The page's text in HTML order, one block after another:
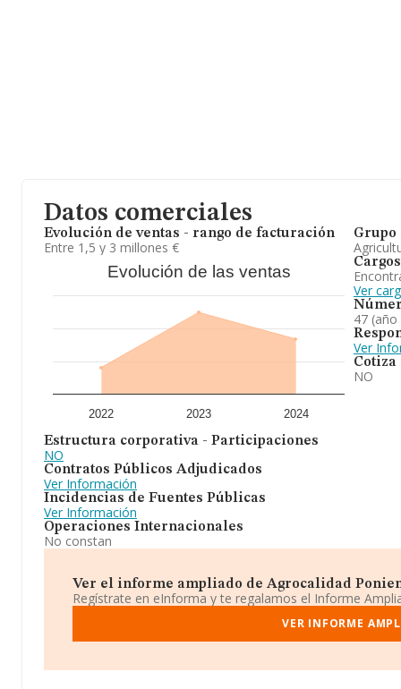
Datos comerciales
Evolución de ventas - rango de facturación
Entre 1,5 y 3 millones €
Evolución de las ventas
2022 2023 2024
Estructura corporativa - Participaciones
NO
Contratos Públicos Adjudicados
Ver Información
Incidencias de Fuentes Públicas
Ver Información
Operaciones Internacionales
No constan
Grupo
Cargos
Ver
47 (año
Ver
Cotiza
NO
Ver el informe ampliado de Agrocalidad
Regístrate en eInforma y te regalamos el Informe
VER INFORME